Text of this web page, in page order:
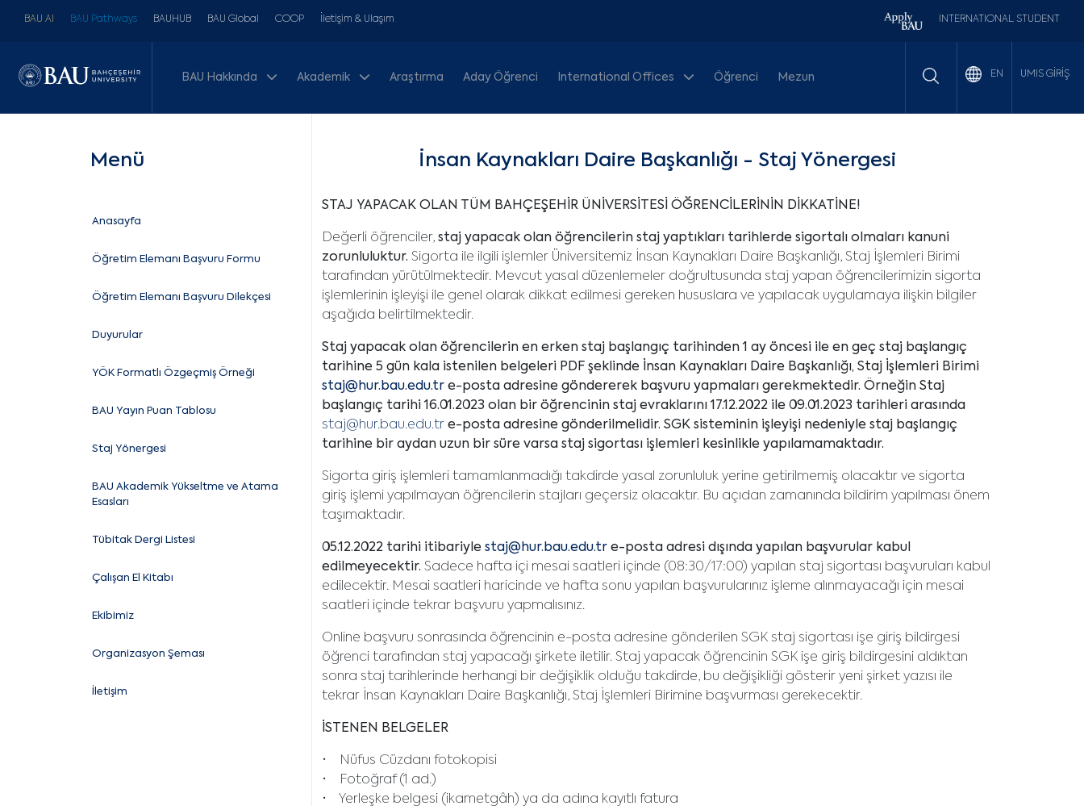
BAU AI BAU Pathways BAUHUB BAU Global COOP İletişim & Ulaşım INTERNATIONAL STUDENT
BAU Hakkında Akademik Araştırma Aday Öğrenci International Offices Öğrenci Mezun EN UMIS GİRİŞ
Menü
Anasayfa
Öğretim Elemanı Başvuru Formu
Öğretim Elemanı Başvuru Dilekçesi
Duyurular
YÖK Formatlı Özgeçmiş Örneği
BAU Yayın Puan Tablosu
Staj Yönergesi
BAU Akademik Yükseltme ve Atama
Esasları
Tübitak Dergi Listesi
Çalışan El Kitabı
Ekibimiz
Organizasyon Şeması
İletişim
İnsan Kaynakları Daire Başkanlığı - Staj Yönergesi
STAJ YAPACAK OLAN TÜM BAHÇEŞEHİR ÜNİVERSİTESİ ÖĞRENCİLERİNİN DİKKATİNE!
Değerli öğrenciler, staj yapacak olan öğrencilerin staj yaptıkları tarihlerde sigortalı olmaları kanuni
zorunluluktur. Sigorta ile ilgili işlemler Üniversitemiz İnsan Kaynakları Daire Başkanlığı, Staj İşlemleri Birimi
tarafından yürütülmektedir. Mevcut yasal düzenlemeler doğrultusunda staj yapan öğrencilerimizin sigorta
işlemlerinin işleyişi ile genel olarak dikkat edilmesi gereken hususlara ve yapılacak uygulamaya ilişkin bilgiler
aşağıda belirtilmektedir.
Staj yapacak olan öğrencilerin en erken staj başlangıç tarihinden 1 ay öncesi ile en geç staj başlangıç
tarihine 5 gün kala istenilen belgeleri PDF şeklinde İnsan Kaynakları Daire Başkanlığı, Staj İşlemleri Birimi
staj@hur.bau.edu.tr e-posta adresine göndererek başvuru yapmaları gerekmektedir. Örneğin Staj
başlangıç tarihi 16.01.2023 olan bir öğrencinin staj evraklarını 17.12.2022 ile 09.01.2023 tarihleri arasında
staj@hur.bau.edu.tr e-posta adresine gönderilmelidir. SGK sisteminin işleyişi nedeniyle staj başlangıç
tarihine bir aydan uzun bir süre varsa staj sigortası işlemleri kesinlikle yapılamamaktadır.
Sigorta giriş işlemleri tamamlanmadığı takdirde yasal zorunluluk yerine getirilmemiş olacaktır ve sigorta
giriş işlemi yapılmayan öğrencilerin stajları geçersiz olacaktır. Bu açıdan zamanında bildirim yapılması önem
taşımaktadır.
05.12.2022 tarihi itibariyle staj@hur.bau.edu.tr e-posta adresi dışında yapılan başvurular kabul
edilmeyecektir. Sadece hafta içi mesai saatleri içinde (08:30/17:00) yapılan staj sigortası başvuruları kabul
edilecektir. Mesai saatleri haricinde ve hafta sonu yapılan başvurularınız işleme alınmayacağı için mesai
saatleri içinde tekrar başvuru yapmalısınız.
Online başvuru sonrasında öğrencinin e-posta adresine gönderilen SGK staj sigortası işe giriş bildirgesi
öğrenci tarafından staj yapacağı şirkete iletilir. Staj yapacak öğrencinin SGK işe giriş bildirgesini aldıktan
sonra staj tarihlerinde herhangi bir değişiklik olduğu takdirde, bu değişikliği gösterir yeni şirket yazısı ile
tekrar İnsan Kaynakları Daire Başkanlığı, Staj İşlemleri Birimine başvurması gerekecektir.
İSTENEN BELGELER
• Nüfus Cüzdanı fotokopisi
• Fotoğraf (1 ad.)
• Yerleşke belgesi (ikametgâh) ya da adına kayıtlı fatura